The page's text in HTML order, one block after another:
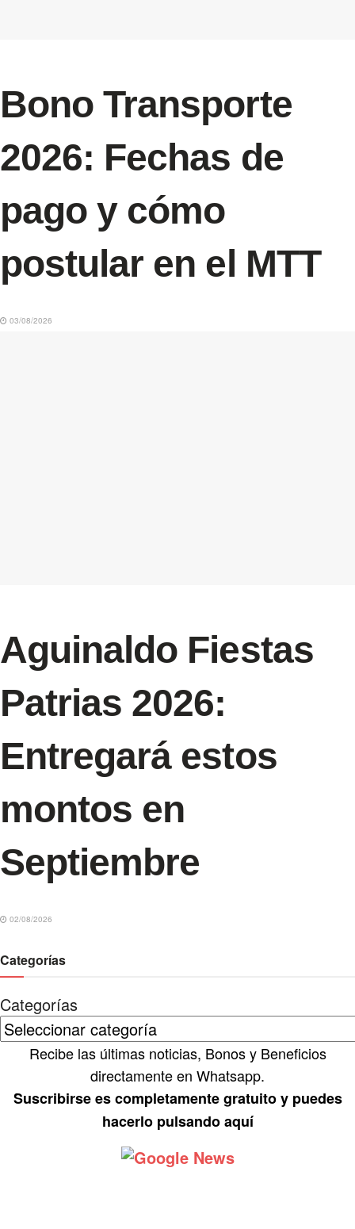
Bono Transporte
2026: Fechas de
pago y cómo
postular en el MTT
03/08/2026
Aguinaldo Fiestas
Patrias 2026:
Entregará estos
montos en
Septiembre
02/08/2026
Categorías
Categorías
Recibe las últimas noticias, Bonos y Beneficios
directamente en Whatsapp.
Suscribirse es completamente gratuito y puedes
hacerlo pulsando aquí